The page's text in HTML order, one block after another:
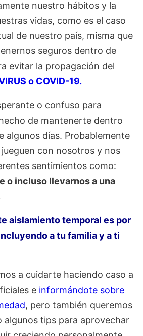
nuestro hábitos y la
vidas, como es el caso
de nuestro país, misma que
seguros dentro de
evitar la propagación del
o COVID-19.
o confuso para
de mantenerte dentro
algunos días. Probablemente
con nosotros y nos
sentimientos como:
o incluso llevarnos a una
aislamiento temporal es por
a tu familia y a ti
a cuidarte haciendo caso a
e informándote sobre
, pero también queremos
tips para aprovechar